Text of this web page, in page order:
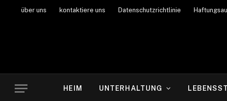
über uns kontaktiere uns Datenschutzrichtlinie
HEIM UNTERHALTUNG